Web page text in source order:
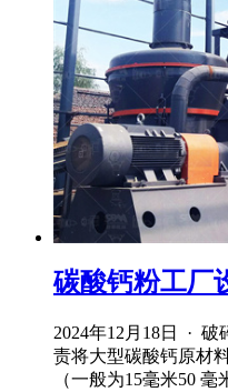
碳酸钙粉工厂
2024年12月18日 ·
责将大型碳酸钙原材
（一般为15毫米50